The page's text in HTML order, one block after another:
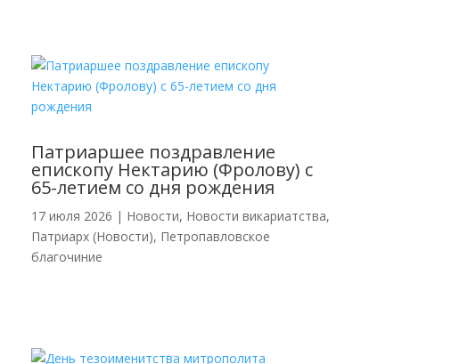
Патриаршее поздравление
епископу Нектарию (Фролову) с
65-летием со дня рождения
17 июля 2026 | Новости, Новости викариатства,
Патриарх (Новости), Петропавловское
благочиние